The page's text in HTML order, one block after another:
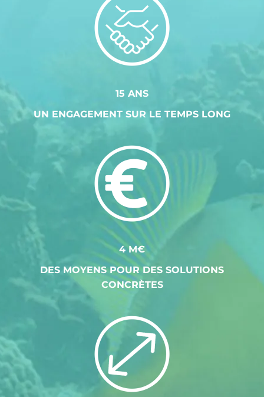
15 ANS
UN ENGAGEMENT SUR LE TEMPS LONG
4 M€
DES MOYENS POUR DES SOLUTIONS
CONCRÈTES